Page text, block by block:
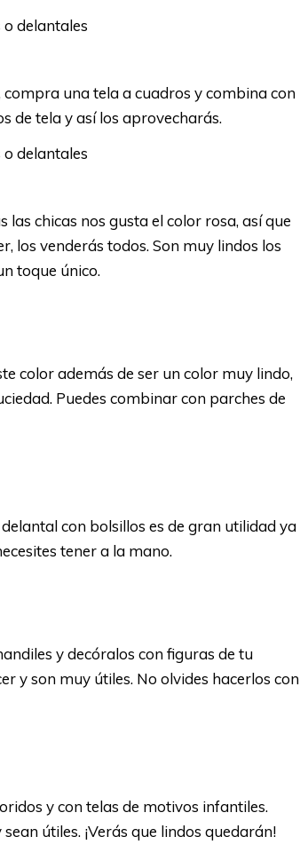
una tela a cuadros y combina con
de tela y así los aprovecharás.
las chicas nos gusta el color rosa, así que
los venderás todos. Son muy lindos los
toque único.
color además de ser un color muy lindo,
Puedes combinar con parches de
con bolsillos es de gran utilidad ya
tener a la mano.
y decóralos con figuras de tu
y son muy útiles. No olvides hacerlos con
y con telas de motivos infantiles.
útiles. ¡Verás que lindos quedarán!